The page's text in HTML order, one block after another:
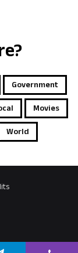
Government
Movies
World